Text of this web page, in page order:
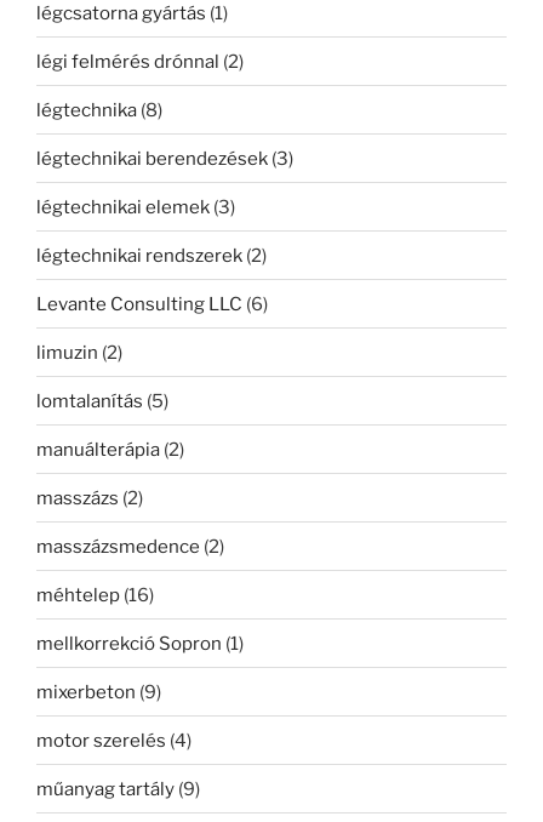
légcsatorna gyártás (1)
légi felmérés drónnal (2)
légtechnika (8)
légtechnikai berendezések (3)
légtechnikai elemek (3)
légtechnikai rendszerek (2)
Levante Consulting LLC (6)
limuzin (2)
lomtalanítás (5)
manuálterápia (2)
masszázs (2)
masszázsmedence (2)
méhtelep (16)
mellkorrekció Sopron (1)
mixerbeton (9)
motor szerelés (4)
műanyag tartály (9)